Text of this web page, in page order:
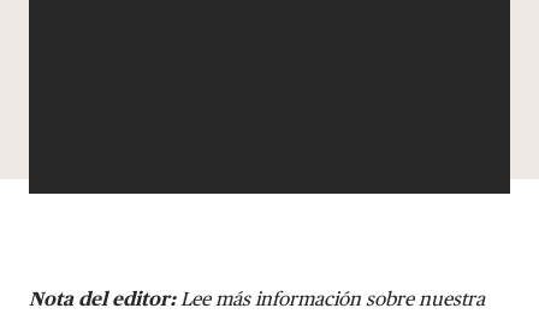
Nota del editor:Lee más información sobre nuestra